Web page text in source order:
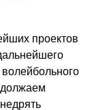
проектов